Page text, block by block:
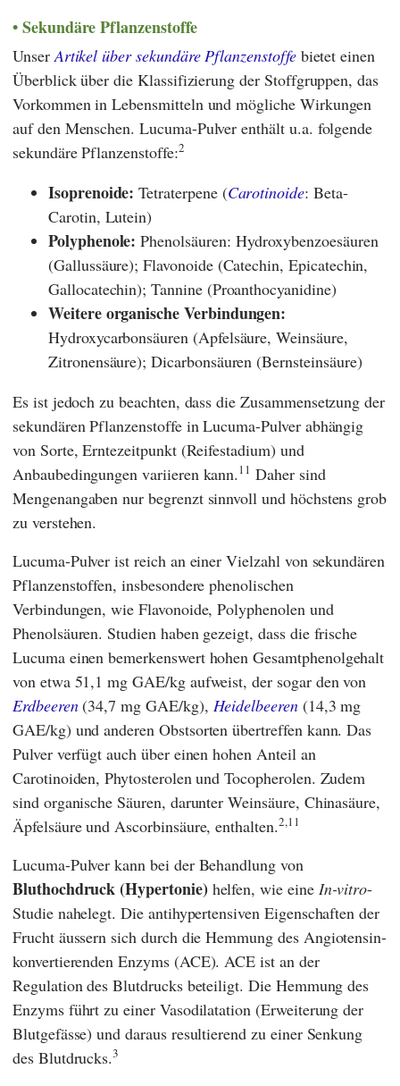
Sekundäre Pflanzenstoffe
UnserArtikel über sekundäre Pflanzenstoffebietet einen
Überblick über die Klassifizierung der Stoffgruppen, das
Vorkommen in Lebensmitteln und mögliche Wirkungen
auf den Menschen. Lucuma-Pulver enthält u.a. folgende
sekundäre Pflanzenstoffe:2
Isoprenoide: Tetraterpene (Carotinoide: Beta-
Carotin, Lutein)
Polyphenole:Phenolsäuren: Hydroxybenzoesäuren
(Gallussäure); Flavonoide (Catechin, Epicatechin,
Gallocatechin); Tannine (Proanthocyanidine)
Weitere organische Verbindungen:
Hydroxycarbonsäuren (Apfelsäure, Weinsäure,
Zitronensäure); Dicarbonsäuren (Bernsteinsäure)
Es ist jedoch zu beachten, dass die Zusammensetzung der
sekundären Pflanzenstoffe in Lucuma-Pulver abhängig
von Sorte, Erntezeitpunkt (Reifestadium) und
Anbaubedingungen variieren kann.11 Daher sind
Mengenangaben nur begrenzt sinnvoll und höchstens grob
zu verstehen.
Lucuma-Pulver ist reich an einer Vielzahl von sekundären
Pflanzenstoffen, insbesondere phenolischen
Verbindungen, wie Flavonoide, Polyphenolen und
Phenolsäuren. Studien haben gezeigt, dass die frische
Lucuma einen bemerkenswert hohen Gesamtphenolgehalt
von etwa 51,1 mg GAE/kg aufweist, der sogar den von
Erdbeeren(34,7 mg GAE/kg), Heidelbeeren(14,3 mg
GAE/kg) und anderen Obstsorten übertreffen kann. Das
Pulver verfügt auch über einen hohen Anteil an
Carotinoiden, Phytosterolen und Tocopherolen. Zudem
sind organische Säuren, darunter Weinsäure, Chinasäure,
Äpfelsäure und Ascorbinsäure, enthalten.2,11
Lucuma-Pulver kann bei der Behandlung von
Bluthochdruck (Hypertonie) helfen, wie eine In-vitro-
Studie nahelegt. Die antihypertensiven Eigenschaften der
Frucht äussern sich durch die Hemmung des Angiotensin-
konvertierenden Enzyms (ACE). ACE ist an der
Regulation des Blutdrucks beteiligt. Die Hemmung des
Enzyms führt zu einer Vasodilatation (Erweiterung der
Blutgefässe) und daraus resultierend zu einer Senkung
des Blutdrucks.3